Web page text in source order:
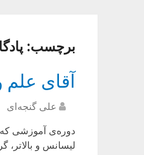
برچسب:
آقای
علی گنجه‌ای
دوره‌ی آموزشی که
لیسانس و بالاتر،